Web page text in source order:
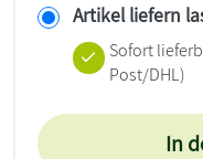
Artikel liefern
Sofort
Post/DHL)
In